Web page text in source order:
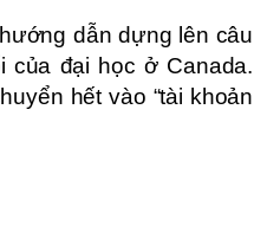
dẫn dựng lên câu
của đại học ở Canada.
hết vào “tài khoản